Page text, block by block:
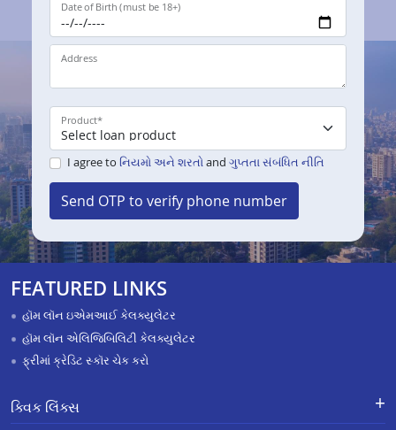
Date of Birth (must be 18+)
Address
Product*
I agree to નિયમો અને શરતોand ગુપ્તતા સંબંધિત નીતિ
Send OTP to verify phone number
FEATURED LINKS
હૉમ લૉન ઇએમઆઈ કેલક્યુલેટર
હૉમ લૉન એલિજિબિલિટી કેલક્યુલેટર
ફ્રીમાં ક્રેડિટ સ્કૉર ચેક કરો
ક્વિક લિંક્સ